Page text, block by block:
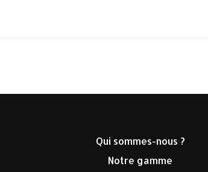
Qui sommes-nous ?
Notre gamme